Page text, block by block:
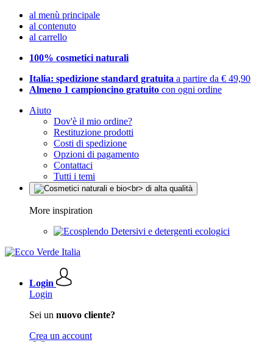
al menù principale
al contenuto
al carrello
100% cosmetici naturali
Italia: spedizione standard gratuita a partire da € 49,90
Almeno 1 campioncino gratuito con ogni ordine
Aiuto
Dov'è il mio ordine?
Restituzione prodotti
Costi di spedizione
Opzioni di pagamento
Contattaci
Tutti i temi
More inspiration
Detersivi e detergenti ecologici
Login
Login
Sei un nuovo cliente?
Crea un account